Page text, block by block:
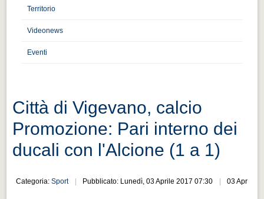
Distretto industriale
Distretto industriale
Muoversi a Vigevano
Cultura e turismo 4.0
PROGETTI
PROGETTI
Progetti Aperti
Territorio
Videonews
Eventi
Città di Vigevano, calcio
Promozione: Pari interno dei
ducali con l'Alcione (1 a 1)
Categoria:Sport Pubblicato: Lunedì, 03 Aprile 2017 07:30 03 Apr